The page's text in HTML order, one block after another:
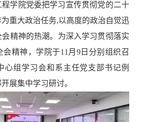
程学院党委把学习宣传贯彻党的二十
重大政治任务,以高度的政治自觉迅
精神的热潮。 为深入学习贯彻落实
会精神，学院于11月9日 分别 组织召
心组学习会和系主任党支部书记例
开展集中学习研讨。